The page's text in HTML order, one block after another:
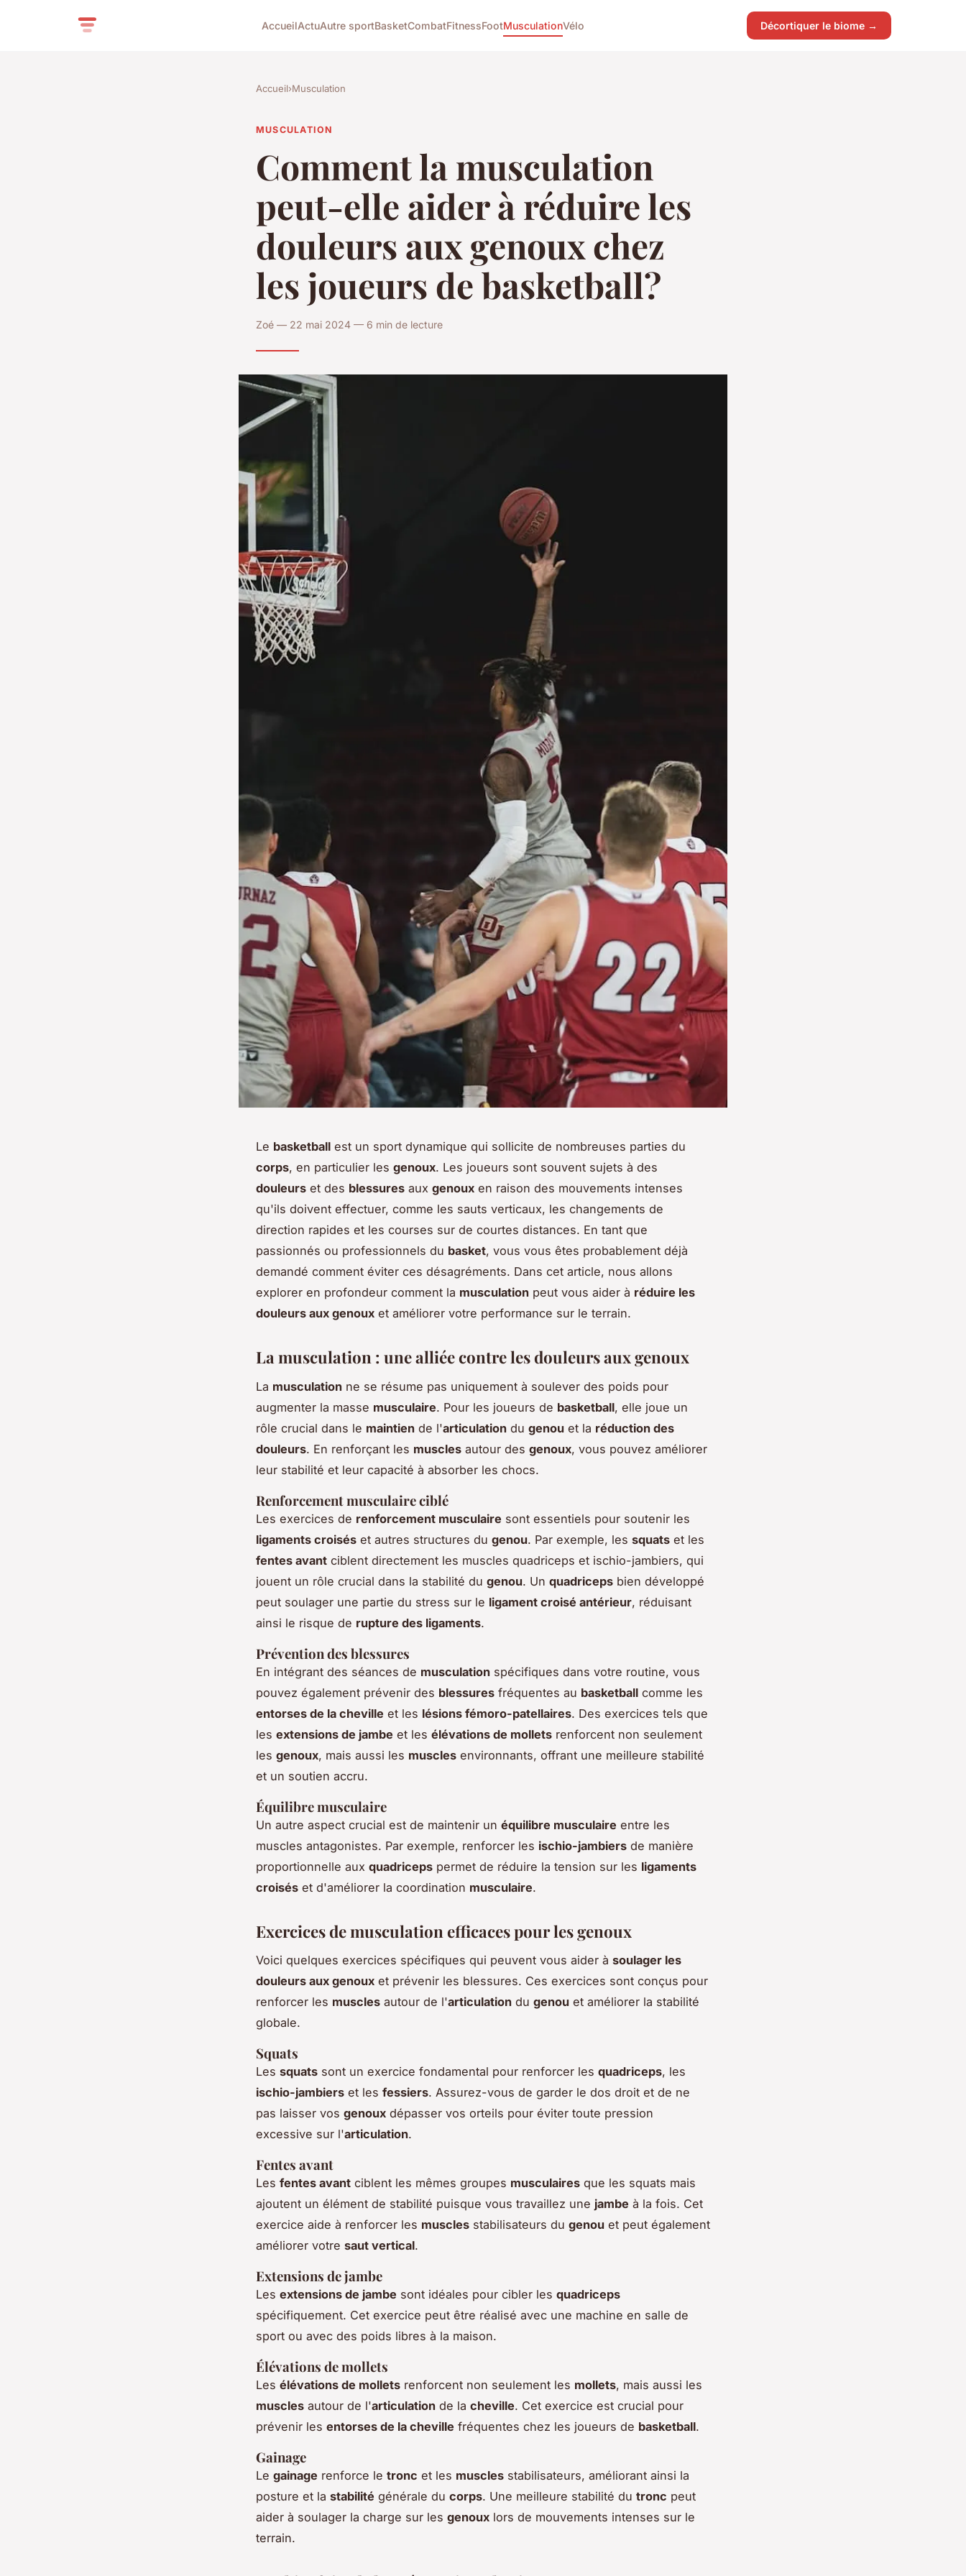
AccueilActuAutre sportBasketCombatFitnessFootMusculationVélo Décortiquer le biome →
Accueil›Musculation
MUSCULATION
Comment la musculation
peut-elle aider à réduire les
douleurs aux genoux chez
les joueurs de basketball?
Zoé — 22 mai 2024 — 6 min de lecture
Le basketball est un sport dynamique qui sollicite de nombreuses parties du
corps, en particulier les genoux. Les joueurs sont souvent sujets à des
douleurs et des blessures aux genoux en raison des mouvements intenses
qu'ils doivent effectuer, comme les sauts verticaux, les changements de
direction rapides et les courses sur de courtes distances. En tant que
passionnés ou professionnels du basket, vous vous êtes probablement déjà
demandé comment éviter ces désagréments. Dans cet article, nous allons
explorer en profondeur comment la musculation peut vous aider à réduire les
douleurs aux genoux et améliorer votre performance sur le terrain.
La musculation : une alliée contre les douleurs aux genoux
La musculation ne se résume pas uniquement à soulever des poids pour
augmenter la masse musculaire. Pour les joueurs de basketball, elle joue un
rôle crucial dans le maintien de l'articulation du genou et la réduction des
douleurs. En renforçant les muscles autour des genoux, vous pouvez améliorer
leur stabilité et leur capacité à absorber les chocs.
Renforcement musculaire ciblé
Les exercices de renforcement musculaire sont essentiels pour soutenir les
ligaments croisés et autres structures du genou. Par exemple, les squats et les
fentes avant ciblent directement les muscles quadriceps et ischio-jambiers, qui
jouent un rôle crucial dans la stabilité du genou. Un quadriceps bien développé
peut soulager une partie du stress sur le ligament croisé antérieur, réduisant
ainsi le risque de rupture des ligaments.
Prévention des blessures
En intégrant des séances de musculation spécifiques dans votre routine, vous
pouvez également prévenir des blessures fréquentes au basketball comme les
entorses de la cheville et les lésions fémoro-patellaires. Des exercices tels que
les extensions de jambe et les élévations de mollets renforcent non seulement
les genoux, mais aussi les muscles environnants, offrant une meilleure stabilité
et un soutien accru.
Équilibre musculaire
Un autre aspect crucial est de maintenir un équilibre musculaire entre les
muscles antagonistes. Par exemple, renforcer les ischio-jambiers de manière
proportionnelle aux quadriceps permet de réduire la tension sur les ligaments
croisés et d'améliorer la coordination musculaire.
Exercices de musculation efficaces pour les genoux
Voici quelques exercices spécifiques qui peuvent vous aider à soulager les
douleurs aux genoux et prévenir les blessures. Ces exercices sont conçus pour
renforcer les muscles autour de l'articulation du genou et améliorer la stabilité
globale.
Squats
Les squats sont un exercice fondamental pour renforcer les quadriceps, les
ischio-jambiers et les fessiers. Assurez-vous de garder le dos droit et de ne
pas laisser vos genoux dépasser vos orteils pour éviter toute pression
excessive sur l'articulation.
Fentes avant
Les fentes avant ciblent les mêmes groupes musculaires que les squats mais
ajoutent un élément de stabilité puisque vous travaillez une jambe à la fois. Cet
exercice aide à renforcer les muscles stabilisateurs du genou et peut également
améliorer votre saut vertical.
Extensions de jambe
Les extensions de jambe sont idéales pour cibler les quadriceps
spécifiquement. Cet exercice peut être réalisé avec une machine en salle de
sport ou avec des poids libres à la maison.
Élévations de mollets
Les élévations de mollets renforcent non seulement les mollets, mais aussi les
muscles autour de l'articulation de la cheville. Cet exercice est crucial pour
prévenir les entorses de la cheville fréquentes chez les joueurs de basketball.
Gainage
Le gainage renforce le tronc et les muscles stabilisateurs, améliorant ainsi la
posture et la stabilité générale du corps. Une meilleure stabilité du tronc peut
aider à soulager la charge sur les genoux lors de mouvements intenses sur le
terrain.